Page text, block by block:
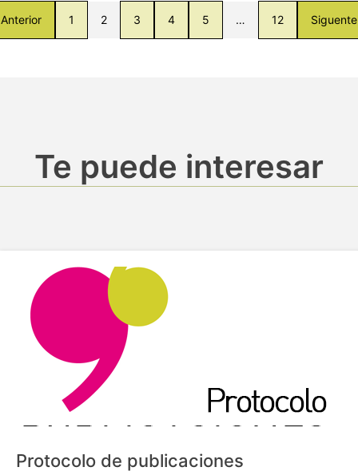
Anterior 1 2 3 4 5 … 12 Siguente
Te puede interesar
Protocolo de publicaciones